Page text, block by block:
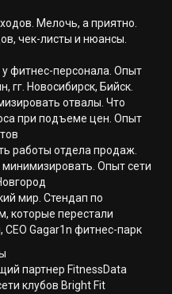
Мелочь, а приятно.
чек-листы и нюансы.
фитнес-персонала. Опыт
гг. Новосибирск, Бийск.
отвалы. Что
при подъеме цен. Опыт
работы отдела продаж.
минимизировать. Опыт сети
мир. Стендап по
которые перестали
Gagar1n фитнес-парк
партнер FitnessData
клубов Bright Fit